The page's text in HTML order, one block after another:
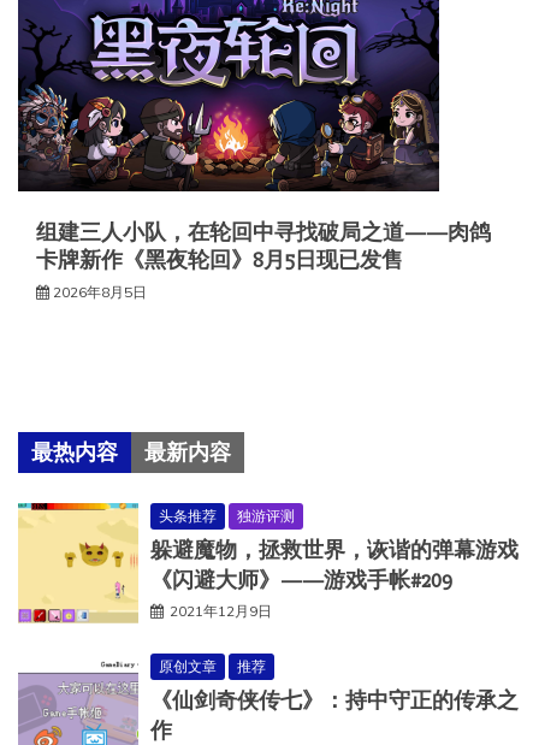
组建三人小队，在轮回中寻找破局之道——肉鸽
卡牌新作《黑夜轮回》8月5日现已发售
2026年8月5日
最热内容 最新内容
头条推荐 独游评测
躲避魔物，拯救世界，诙谐的弹幕游戏
《闪避大师》——游戏手帐#209
2021年12月9日
原创文章 推荐
《仙剑奇侠传七》：持中守正的传承之
作